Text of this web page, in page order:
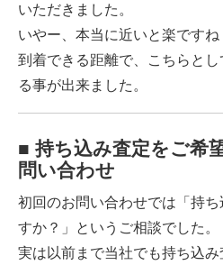
いただきました。
いやー、本当に近いと楽です
到着できる距離で、こちらと
る事が出来ました。
■ 持ち込み査定をご希
問い合わせ
初回のお問い合わせでは「持
すか？」というご相談でした。
実は以前まで当社でも持ち込